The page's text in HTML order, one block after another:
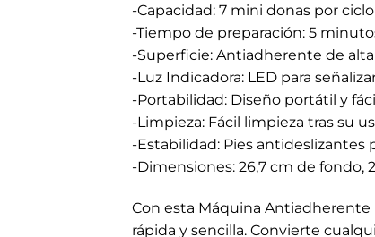
-Capacidad: 7 mini donas por ciclo
-Tiempo de preparación: 5
-Superficie: Antiadherente de
-Luz Indicadora: LED para
-Portabilidad: Diseño portátil y
-Limpieza: Fácil limpieza tras su
-Estabilidad: Pies antideslizantes
-Dimensiones: 26,7 cm de fondo,
Con esta Máquina Antiadherente
rápida y sencilla. Convierte